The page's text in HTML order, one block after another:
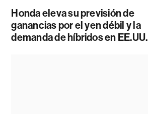
Honda eleva su previsión de
ganancias por el yen débil y la
demanda de híbridos en EE.UU.